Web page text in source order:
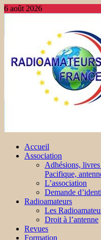
6 août 2026
Accueil
Association
Adhésions,
Pacifique,
L’association
Demande
Radioamateurs
Les
Droit à l’antenne
Revues
Formation